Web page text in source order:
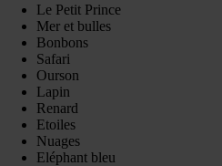
Le Petit Prince
Mer et bulles
Bonbons
Safari
Ourson
Lapin
Renard
Etoiles
Nuages
Eléphant bleu